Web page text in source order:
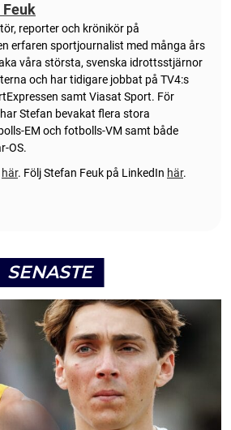
reporter och krönikör på
erfaren sportjournalist med många års
våra största, svenska idrottsstjärnor
och har tidigare jobbat på TV4:s
samt Viasat Sport. För
Stefan bevakat flera stora
EM och fotbolls-VM samt både
OS.
här. Följ Stefan Feuk på LinkedIn här.
SENASTE